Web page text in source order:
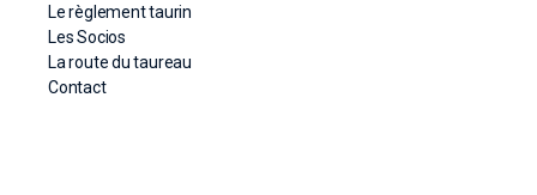
Le règlement taurin
Les Socios
La route du taureau
Contact